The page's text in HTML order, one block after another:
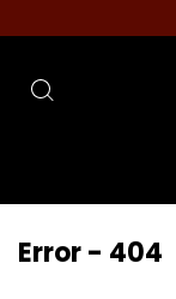
Error - 404